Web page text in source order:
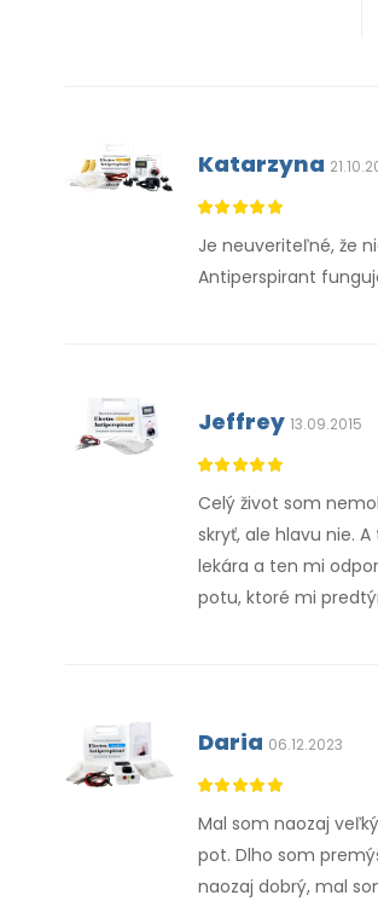
Katarzyna
Je neuveriteľné, že
Antiperspirant
Jeffrey 13.09.2015
Celý život som
skryť, ale hlavu nie.
lekára a ten mi
potu, ktoré mi
Daria 06.12.2023
Mal som naozaj
pot. Dlho som
naozaj dobrý, mal